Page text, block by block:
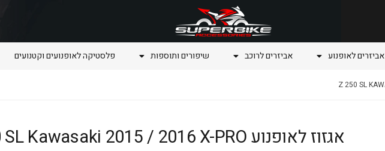
אביזרים לאופנוע אביזרים לרוכב שיפורים ותוספות פלסטיקה לאופנועים וקטנועים
אגזוז לאופנוע Z 250 SL Kawasaki 2015 / 2016 X-PRO